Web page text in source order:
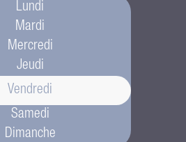
Lundi
Mardi
Mercredi
Jeudi
Vendredi
Samedi
Dimanche